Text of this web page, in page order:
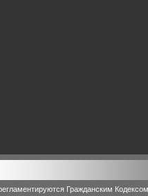
Гражданским